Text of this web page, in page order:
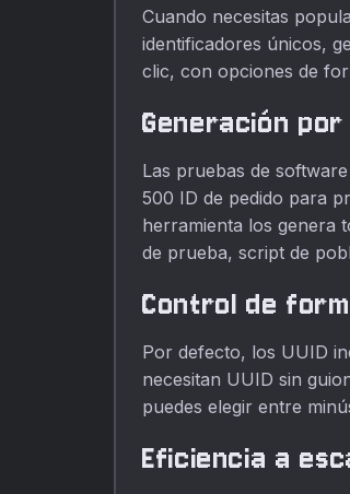
Cuando necesitas
identificadores únicos,
clic, con opciones de
Generación
Las pruebas de
500 ID de pedido para
herramienta los genera
de prueba, script de
Control de
Por defecto, los UUID
necesitan UUID sin
puedes elegir entre
Eficiencia a